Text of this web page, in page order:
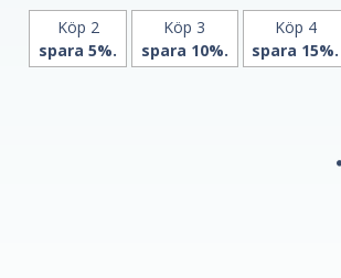
från
Biomedical
från
MITO
Biomedical
Köp 2
spara 5%.
Köp 3
spara 10%.
Köp 4
spara 15%.